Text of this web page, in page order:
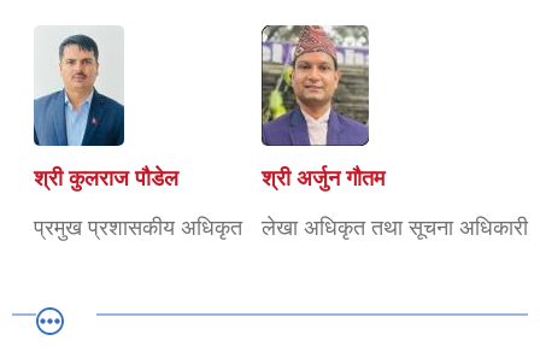
श्री कुलराज पौडेल
प्रमुख प्रशासकीय अधिकृत
श्री अर्जुन गौतम
लेखा अधिकृत तथा सूचना अधिकारी